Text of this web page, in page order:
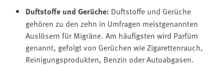
Duftstoffe und Gerüche: Duftstoffe und Gerüche
gehören zu den zehn in Umfragen meistgenannten
Auslösern für Migräne. Am häufigsten wird Parfüm
genannt, gefolgt von Gerüchen wie Zigarettenrauch,
Reinigungsprodukten, Benzin oder Autoabgasen.